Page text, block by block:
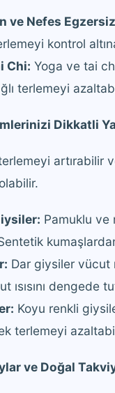
ve Nefes
kontrol
Chi: Yoga ve tai
terlemeyi
Dikkatli
artırabilir
Pamuklu ve
Dar giysiler vücut
ısısını dengede
Koyu renkli
terlemeyi
ve Doğal